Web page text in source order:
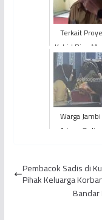
Terkait
Kabid Bina
PUPR
Diperiksa
Warga
Arisan
Pembacok Sadis di
Pihak Keluarga